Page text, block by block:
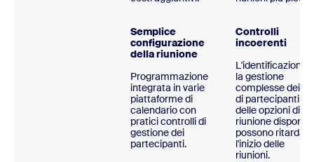
Semplice
configurazione
della riunione
Programmazione
integrata in varie
piattaforme di
calendario con
pratici controlli di
gestione dei
partecipanti.
Controlli
incoerenti
L'identificazione e
la gestione
complesse dei
di partecipanti e
delle opzioni di
riunione
possono ritardare
l'inizio delle
riunioni.